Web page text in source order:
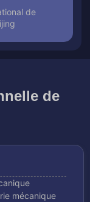
de
de
mécanique